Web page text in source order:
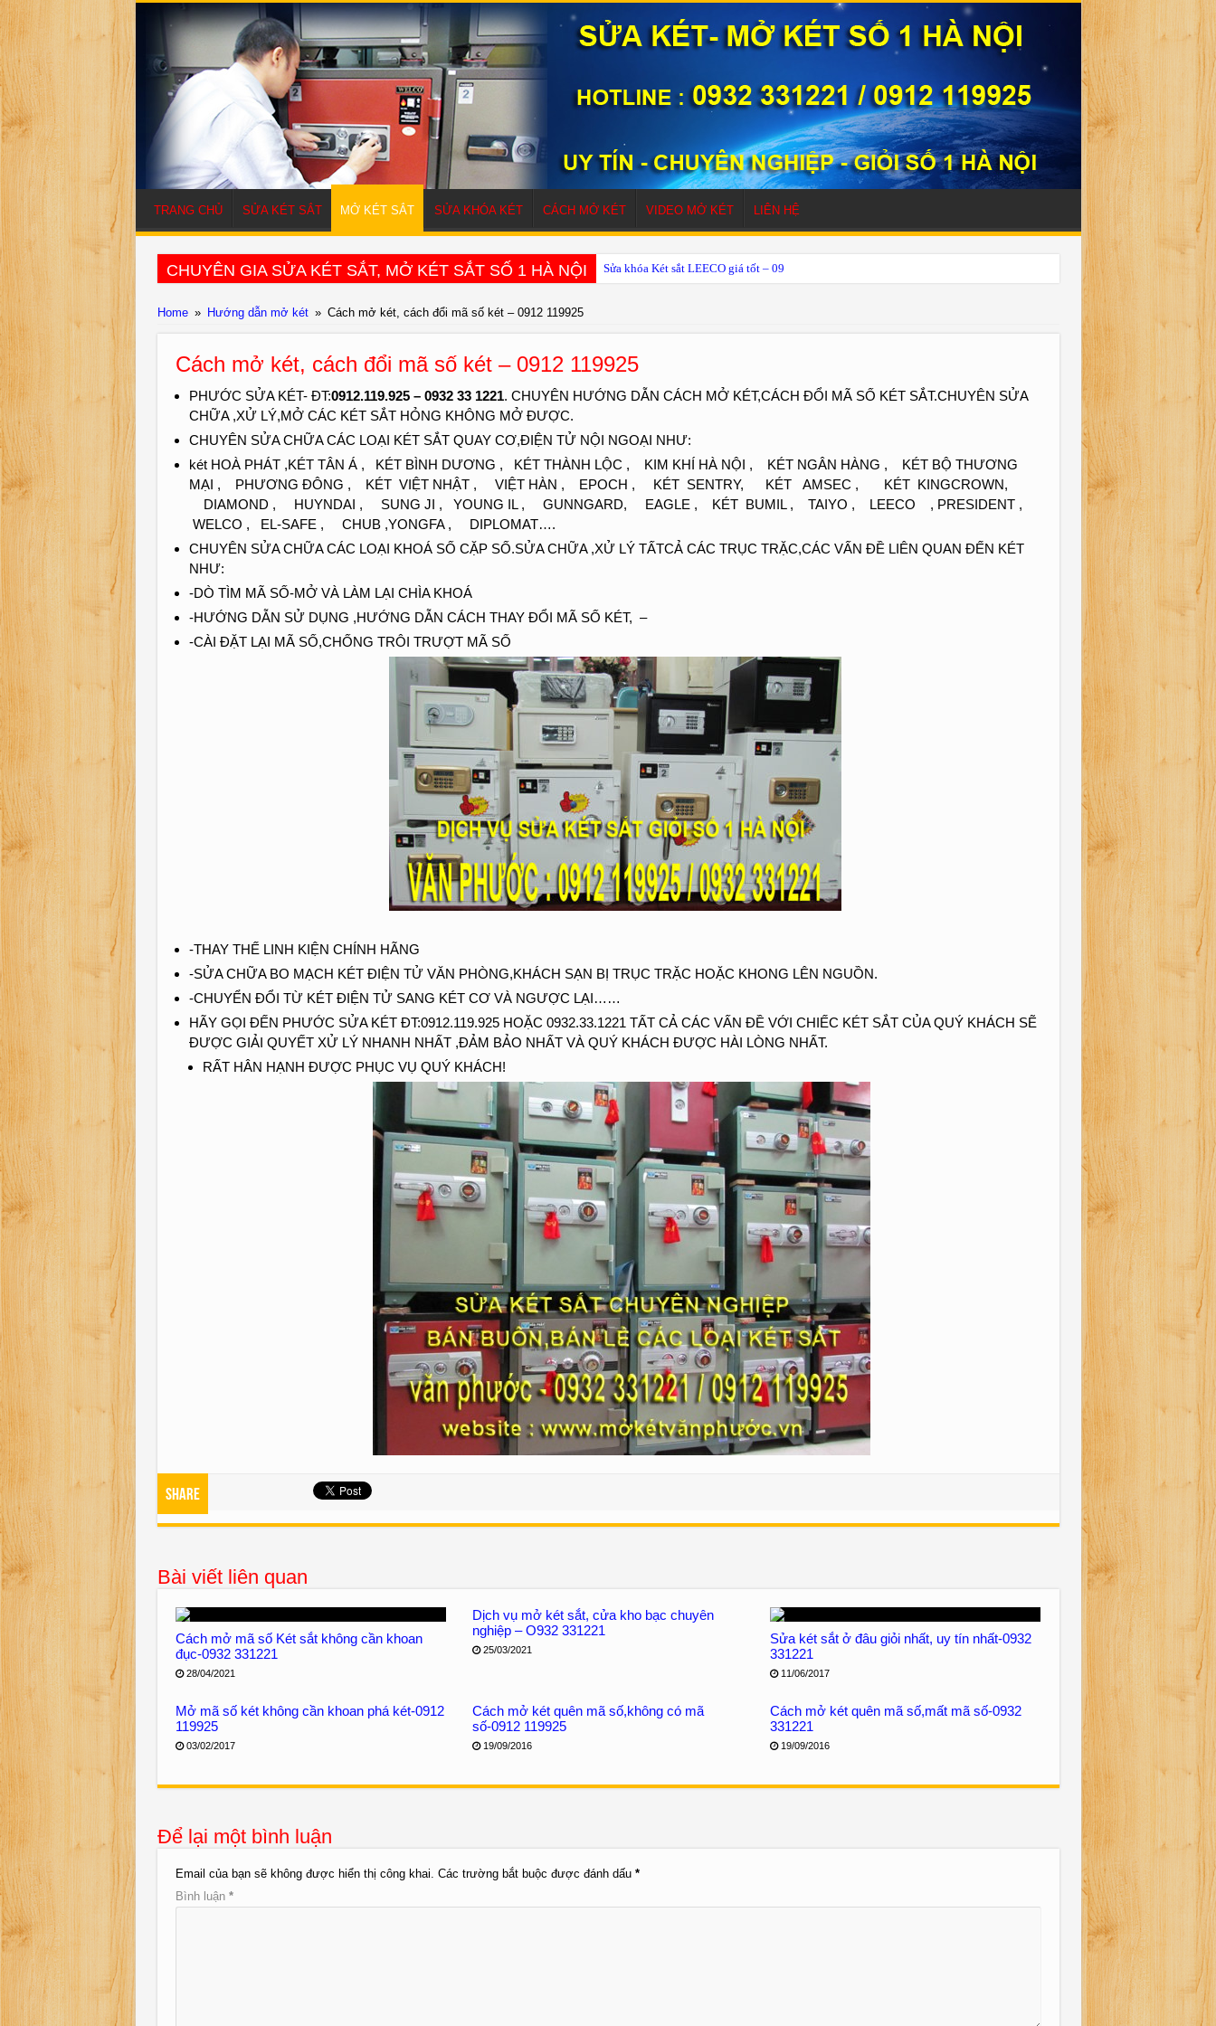
TRANG CHỦ SỬA KÉT SẮT MỞ KÉT SẮT SỬA KHÓA KÉT CÁCH MỞ KÉT VIDEO MỞ KÉT LIÊN HỆ
CHUYÊN GIA SỬA KÉT SẮT, MỞ KÉT SẮT SỐ 1 HÀ NỘI Sửa khóa Két sắt LEECO giá tốt – 0932 331221
Home » Hướng dẫn mở két » Cách mở két, cách đổi mã số két – 0912 119925
Cách mở két, cách đổi mã số két – 0912 119925
PHƯỚC SỬA KÉT- ĐT:0912.119.925 – 0932 33 1221. CHUYÊN HƯỚNG DẪN CÁCH MỞ KÉT,CÁCH ĐỔI MÃ SỐ KÉT SẮT.CHUYÊN SỬA
CHỮA ,XỬ LÝ,MỞ CÁC KÉT SẮT HỎNG KHÔNG MỞ ĐƯỢC.
CHUYÊN SỬA CHỮA CÁC LOẠI KÉT SẮT QUAY CƠ,ĐIỆN TỬ NỘI NGOẠI NHƯ:
két HOÀ PHÁT ,KÉT TÂN Á , KÉT BÌNH DƯƠNG , KÉT THÀNH LỘC , KIM KHÍ HÀ NỘI , KÉT NGÂN HÀNG , KÉT BỘ THƯƠNG
MẠI , PHƯƠNG ĐÔNG , KÉT VIỆT NHẬT , VIỆT HÀN , EPOCH , KÉT SENTRY, KÉT AMSEC , KÉT KINGCROWN,
DIAMOND , HUYNDAI , SUNG JI , YOUNG IL , GUNNGARD, EAGLE , KÉT BUMIL , TAIYO , LEECO , PRESIDENT ,
WELCO , EL-SAFE , CHUB ,YONGFA , DIPLOMAT….
CHUYÊN SỬA CHỮA CÁC LOẠI KHOÁ SỐ CẶP SỐ.SỬA CHỮA ,XỬ LÝ TẤTCẢ CÁC TRỤC TRẶC,CÁC VẤN ĐỀ LIÊN QUAN ĐẾN KÉT
NHƯ:
-DÒ TÌM MÃ SỐ-MỞ VÀ LÀM LẠI CHÌA KHOÁ
-HƯỚNG DẪN SỬ DỤNG ,HƯỚNG DẪN CÁCH THAY ĐỔI MÃ SỐ KÉT, –
-CÀI ĐẶT LẠI MÃ SỐ,CHỐNG TRÔI TRƯỢT MÃ SỐ
-THAY THẾ LINH KIỆN CHÍNH HÃNG
-SỬA CHỮA BO MẠCH KÉT ĐIỆN TỬ VĂN PHÒNG,KHÁCH SẠN BỊ TRỤC TRẶC HOẶC KHONG LÊN NGUỒN.
-CHUYỂN ĐỔI TỪ KÉT ĐIỆN TỬ SANG KÉT CƠ VÀ NGƯỢC LẠI……
HÃY GỌI ĐẾN PHƯỚC SỬA KÉT ĐT:0912.119.925 HOẶC 0932.33.1221 TẤT CẢ CÁC VẤN ĐỀ VỚI CHIẾC KÉT SẮT CỦA QUÝ KHÁCH SẼ
ĐƯỢC GIẢI QUYẾT XỬ LÝ NHANH NHẤT ,ĐẢM BẢO NHẤT VÀ QUÝ KHÁCH ĐƯỢC HÀI LÒNG NHẤT.
RẤT HÂN HẠNH ĐƯỢC PHỤC VỤ QUÝ KHÁCH!
Share
Bài viết liên quan
Cách mở mã số Két sắt không cần khoan
đục-0932 331221
28/04/2021
Dịch vụ mở két sắt, cửa kho bạc chuyên
nghiệp – O932 331221
25/03/2021
Sửa két sắt ở đâu giỏi nhất, uy tín nhất-0932
331221
11/06/2017
Mở mã số két không cần khoan phá két-0912
119925
03/02/2017
Cách mở két quên mã số,không có mã
số-0912 119925
19/09/2016
Cách mở két quên mã số,mất mã số-0932
331221
19/09/2016
Để lại một bình luận
Email của bạn sẽ không được hiển thị công khai. Các trường bắt buộc được đánh dấu *
Bình luận *